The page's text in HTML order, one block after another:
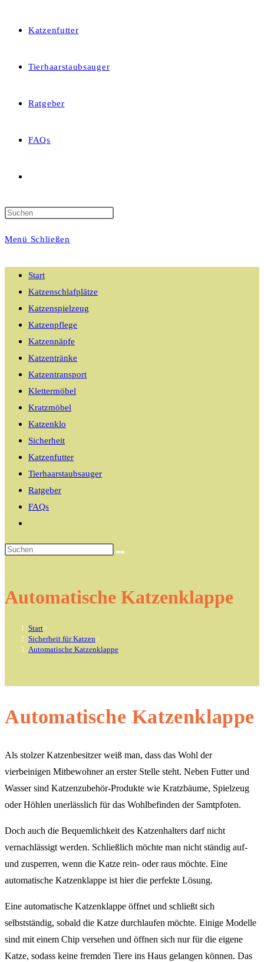
Katzenfutter
Tierhaarstaubsauger
Ratgeber
FAQs
Suche
Menü Schließen
Start
Katzenschlafplätze
Katzenspielzeug
Katzenpflege
Katzennäpfe
Katzentränke
Katzentransport
Klettermöbel
Kratzmöbel
Katzenklo
Sicherheit
Katzenfutter
Tierhaarstaubsauger
Ratgeber
FAQs
umschalten
Automatische Katzenklappe
Start>
Sicherheit für Katzen>
Automatische Katzenklappe
Automatische Katzenklappe
Als stolzer Katzenbesitzer weiß man, dass das Wohl der
vierbeinigen Mitbewohner an erster Stelle steht. Neben Futter und
Wasser sind Katzenzubehör-Produkte wie Kratzbäume, Spielzeug
oder Höhlen unerlässlich für das Wohlbefinden der Samtpfoten.
Doch auch die Bequemlichkeit des Katzenhalters darf nicht
vernachlässigt werden. Schließlich möchte man nicht ständig auf-
und zusperren, wenn die Katze rein- oder raus möchte. Eine
automatische Katzenklappe ist hier die perfekte Lösung.
Eine automatische Katzenklappe öffnet und schließt sich
selbstständig, sobald die Katze durchlaufen möchte. Einige Modelle
sind mit einem Chip versehen und öffnen sich nur für die eigene
Katze, sodass keine fremden Tiere ins Haus gelangen können. Das